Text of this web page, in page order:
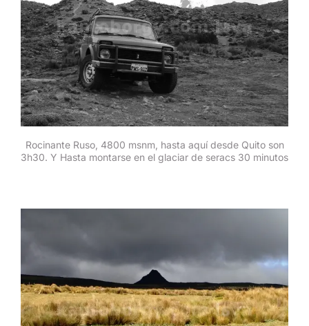
Rocinante Ruso, 4800 msnm, hasta aquí desde Quito son
3h30. Y Hasta montarse en el glaciar de seracs 30 minutos